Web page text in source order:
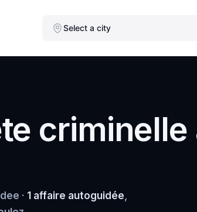
Select a city
criminelle
· 1 affaire autoguidée,